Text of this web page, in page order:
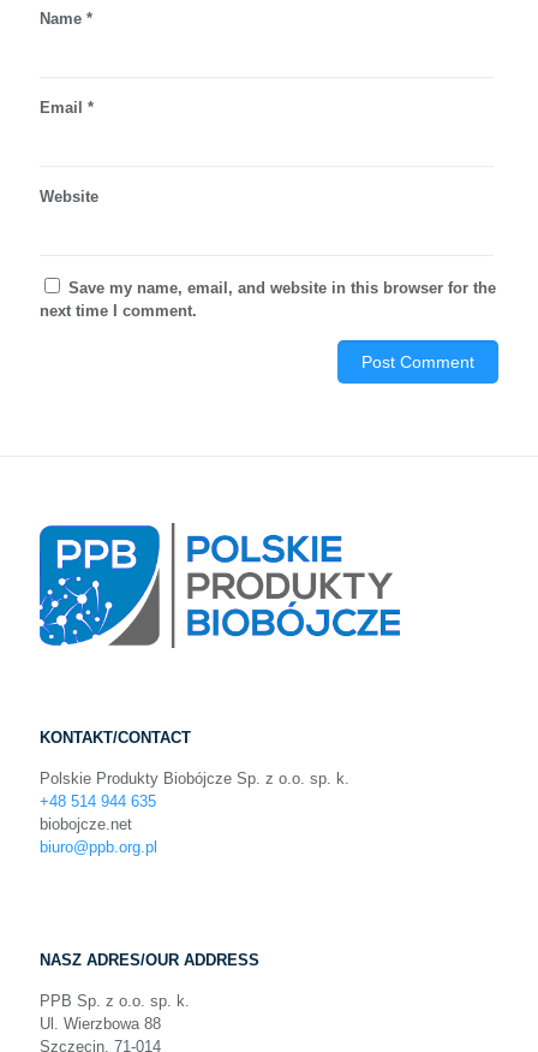
Name *
Email *
Website
Save my name, email, and website in this browser for the
next time I comment.
KONTAKT/CONTACT
Polskie Produkty Biobójcze Sp. z o.o. sp. k.
+48 514 944 635
biobojcze.net
biuro@ppb.org.pl
NASZ ADRES/OUR ADDRESS
PPB Sp. z o.o. sp. k.
Ul. Wierzbowa 88
Szczecin, 71-014